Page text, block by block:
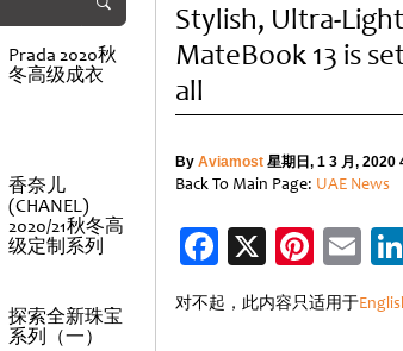
Prada 2020秋
冬高级成衣
香奈儿
(CHANEL)
2020/21秋冬高
级定制系列
探索全新珠宝
系列（一）
Stylish, Ultra-
MateBook 13 is
all
By Aviamost星期日, 1 3 月, 2020
Back To Main Page: UAE News
Facebook
X
对不起，此内容只适用于